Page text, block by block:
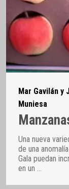
Mar Gavilán y
Muniesa
Una nueva
de una
Gala puedan
en un